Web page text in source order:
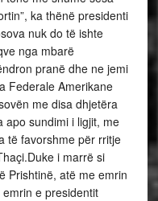
ka thënë presidenti
nuk do të ishte
nga mbarë
pranë dhe ne jemi
Federale Amerikane
me disa dhjetëra
apo sundimi i ligjit, me
të favorshme për rritje
i marrë si
Prishtinë, atë me emrin
e presidentit